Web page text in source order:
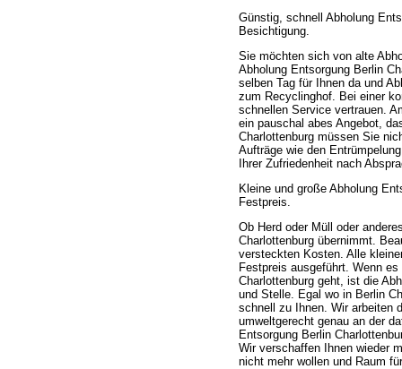
Günstig, schnell Abholung
Besichtigung.
Sie möchten sich von alte
Abholung Entsorgung Berlin
selben Tag für Ihnen da und
zum Recyclinghof. Bei einer
schnellen Service vertrauen.
ein pauschal abes Angebot,
Charlottenburg müssen Sie
Aufträge wie den
Ihrer Zufriedenheit nach
Kleine und große Abholung
Festpreis.
Ob Herd oder Müll oder
Charlottenburg übernimmt.
versteckten Kosten. Alle
Festpreis ausgeführt. Wenn
Charlottenburg geht, ist die
und Stelle. Egal wo in Berlin
schnell zu Ihnen. Wir arbeiten
umweltgerecht genau an der
Entsorgung Berlin
Wir verschaffen Ihnen wieder
nicht mehr wollen und Raum